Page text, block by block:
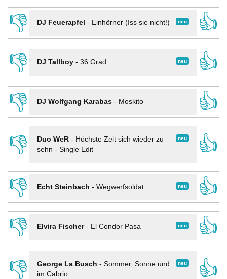
👎
neu
DJ Feuerapfel - Einhörner (Iss sie nicht!)
👍
👎
neu
DJ Tallboy- 36 Grad
👍
👎
DJ Wolfgang Karabas- Moskito
👍
👎
neu
Duo WeR- Höchste Zeit sich wieder zu
sehn - Single Edit
👍
👎
neu
Echt Steinbach - Wegwerfsoldat
👍
👎
neu
Elvira Fischer- El Condor Pasa
👍
👎
neu
George La Busch - Sommer, Sonne und
im Cabrio
👍